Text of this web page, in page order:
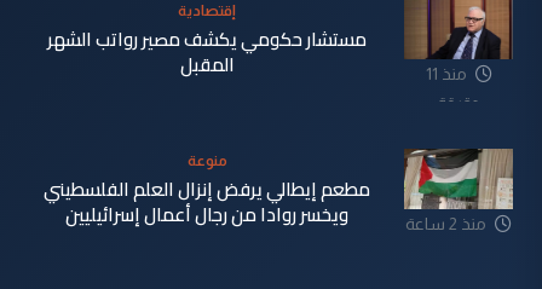
منذ 11
دقيقة
إقتصادية
مستشار حكومي يكشف مصير رواتب الشهر
المقبل
منذ 2 ساعة
منوعة
مطعم إيطالي يرفض إنزال العلم الفلسطيني
ويخسر روادا من رجال أعمال إسرائيليين